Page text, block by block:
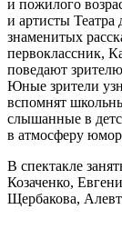
и пожилого
и артисты
знаменитых
первоклассник,
поведают
Юные зрители
вспомнят
слышанные в
в атмосферу
В спектакле
Козаченко,
Щербакова,